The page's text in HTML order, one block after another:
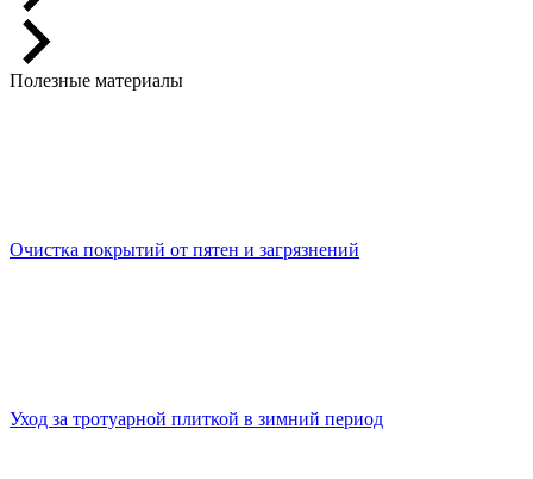
Полезные материалы
Очистка покрытий от пятен и загрязнений
Уход за тротуарной плиткой в зимний период